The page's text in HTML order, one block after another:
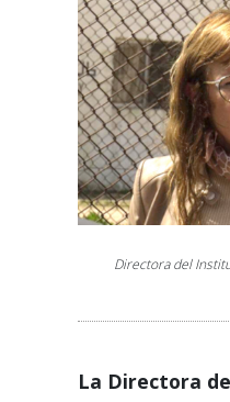
Directora del
La Directora